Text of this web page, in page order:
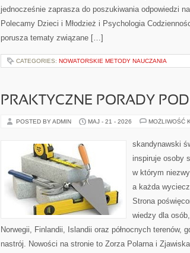
jednocześnie zaprasza do poszukiwania odpowiedzi
Polecamy Dzieci i Młodzież i Psychologia
porusza tematy związane […]
CATEGORIES: NOWATORSKIE METODY NAUCZANIA
PRAKTYCZNE PORADY
POSTED BY ADMIN MAJ - 21 - 2026 MOŻLIWOŚĆ
skandynawski
inspiruje osoby
w którym
a każda
Strona
wiedzy dla
Norwegii, Finlandii, Islandii oraz północnych terenów,
nastrój. Nowości na stronie to Zorza Polarna i